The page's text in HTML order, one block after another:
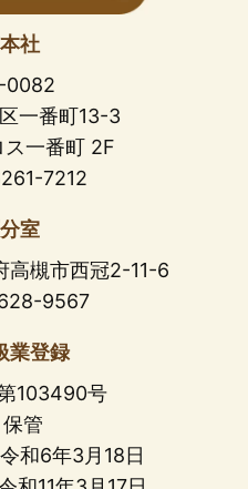
社
0082
一番町13-3
ス一番町 2F
7212
室
槻市西冠2-11-6
9567
業登録
103490号
管
和6年3月18日